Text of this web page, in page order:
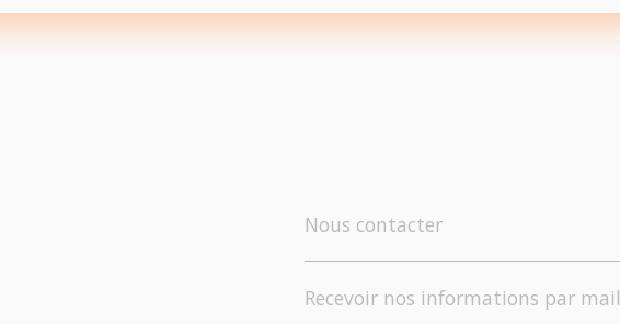
Nous contacter
Recevoir nos informations par mail